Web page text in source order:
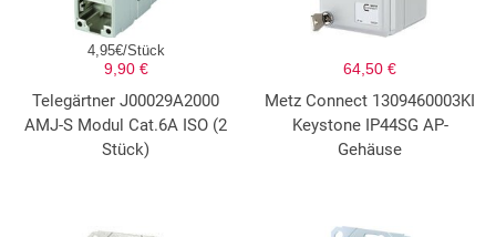
4,95€/Stück
9,90 €
Telegärtner J00029A2000
AMJ-S Modul Cat.6A ISO (2
Stück)
64,50 €
Metz Connect 1309460003KI
Keystone IP44SG AP-
Gehäuse